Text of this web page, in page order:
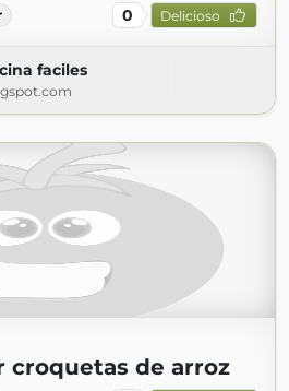
0 Delicioso
faciles
croquetas de arroz